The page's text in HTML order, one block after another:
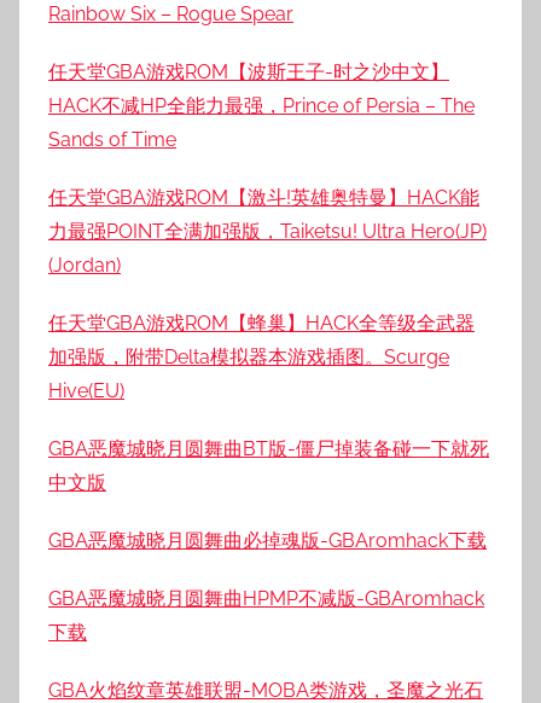
Rainbow Six – Rogue Spear
任天堂GBA游戏ROM【波斯王子-时之沙中文】
HACK不减HP全能力最强，Prince of Persia – The
Sands of Time
任天堂GBA游戏ROM【激斗!英雄奥特曼】HACK能
力最强POINT全满加强版，Taiketsu! Ultra Hero(JP)
(Jordan)
任天堂GBA游戏ROM【蜂巢】HACK全等级全武器
加强版，附带Delta模拟器本游戏插图。Scurge
Hive(EU)
GBA恶魔城晓月圆舞曲BT版-僵尸掉装备碰一下就死
中文版
GBA恶魔城晓月圆舞曲必掉魂版-GBAromhack下载
GBA恶魔城晓月圆舞曲HPMP不减版-GBAromhack
下载
GBA火焰纹章英雄联盟-MOBA类游戏，圣魔之光石